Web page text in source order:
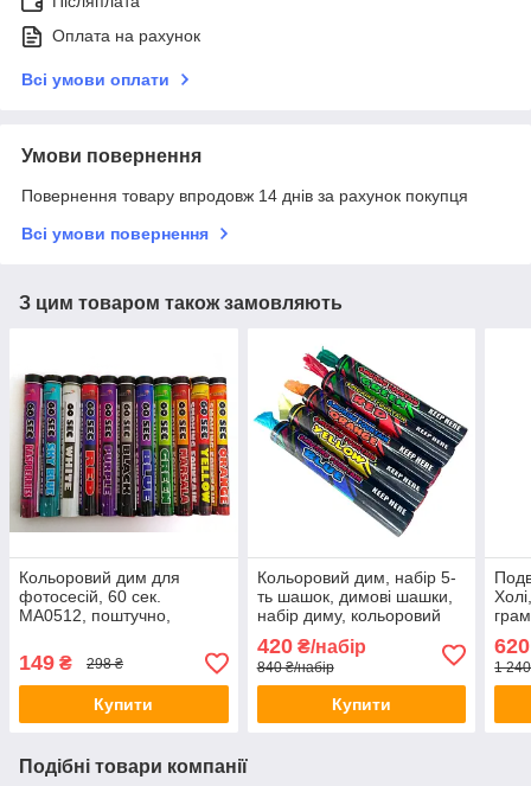
Оплата на рахунок
Всі умови оплати
Умови повернення
Повернення товару впродовж 14 днів за рахунок покупця
Всі умови повернення
З цим товаром також замовляють
Кольоровий дим для
фотосесій, 60 сек.
MA0512, поштучно,
фотосесій, Кольорові
димові шашки
149 ₴ 298 ₴
Купити
Кольоровий дим, набір 5-
ть шашок, димові шашки,
набір диму, кольоровий
420₴/набір
840 ₴/набір
Купити
620
1
Подібні товари компанії